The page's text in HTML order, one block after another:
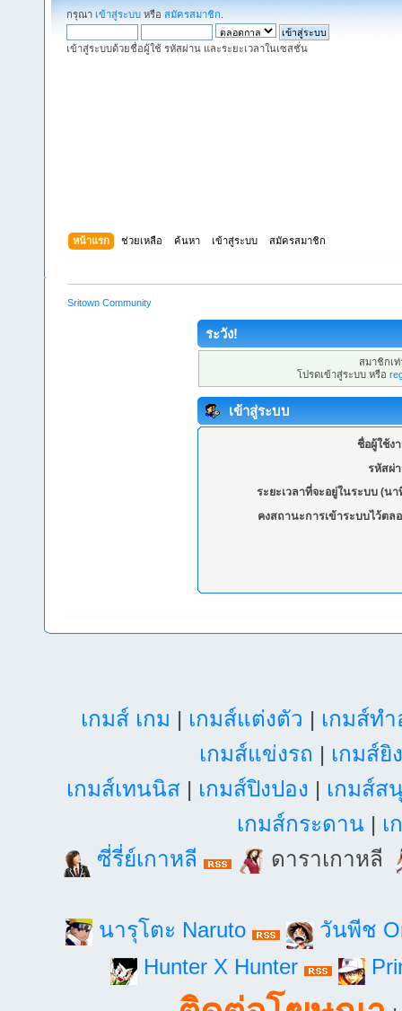
กรุณา เข้าสู่ระบบ หรือ สมัครสมาชิก
เข้าสู่ระบบด้วยชื่อผู้ใช้ รหัสผ่าน และระยะเวลาในเซสชั่น
หน้าแรก ช่วยเหลือ ค้นหา เข้าสู่ระบบ สมัครสมาชิก
Sritown Community
ระวัง!
สมาชิกเ
โปรดเข้าสู่ระบบ หรือ
เข้าสู่ระบบ
ชื่อผู้ใช้ง
รหัสผ่
ระยะเวลาที่จะอยู่ในระบบ (นา
คงสถานะการเข้าระบบไว้ตล
เกมส์ เกม | เกมส์แต่งตัว | เกมส์ท
เกมส์แข่งรถ | เกมส์ยิ
เกมส์เทนนิส| เกมส์ปิงปอง | เกมส์ส
เกมส์กระดาน | เ
ซี่รี่ย์เกาหลี
ดาราเกาหลี
นารุโตะ Naruto
วันพีช
Hunter X Hunter